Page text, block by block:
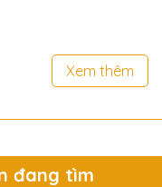
ngẫu nhiên nhân vật,
trẻ nhỏ khi chơi để đảm
Xem thêm
đang tìm